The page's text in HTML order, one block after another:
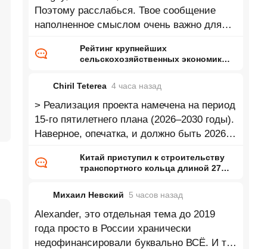
Поэтому расслабься. Твое сообщение
наполненное смыслом очень важно для
Рейтинг крупнейших
сельскохозяйственных экономик
Chiril Teterea 4 часа назад
> Реализация проекта намечена на период
15-го пятилетнего плана (2026–2030 годы).
Наверное, опечатка, и должно быть 2026-
Китай приступил к строительству
транспортного кольца длиной 27
Михаил Невский
5 часов назад
Alexander, это отдельная тема до 2019
года просто в России хранически
недофинансировали буквально ВСЁ. И то